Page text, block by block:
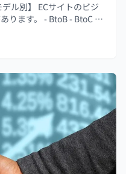
ル別】 ECサイトのビジ
- BtoB - BtoC -